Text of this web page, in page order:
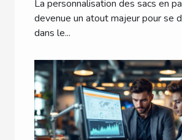
La personnalisation des sacs en
devenue un atout majeur pour se
dans le...